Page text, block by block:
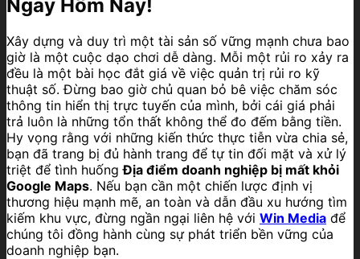
Ngay Hôm Nay!
Xây dựng và duy trì một tài sản số vững mạnh chưa bao
giờ là một cuộc dạo chơi dễ dàng. Mỗi một rủi ro xảy ra
đều là một bài học đắt giá về việc quản trị rủi ro kỹ
thuật số. Đừng bao giờ chủ quan bỏ bê việc chăm sóc
thông tin hiển thị trực tuyến của mình, bởi cái giá phải
trả luôn là những tổn thất không thể đo đếm bằng tiền.
Hy vọng rằng với những kiến thức thực tiễn vừa chia sẻ,
bạn đã trang bị đủ hành trang để tự tin đối mặt và xử lý
triệt để tình huốngĐịa điểm doanh nghiệp bị mất khỏi
Google Maps. Nếu bạn cần một chiến lược định vị
thương hiệu mạnh mẽ, an toàn và dẫn đầu xu hướng tìm
kiếm khu vực, đừng ngần ngại liên hệ với Win Media để
chúng tôi đồng hành cùng sự phát triển bền vững của
doanh nghiệp bạn.